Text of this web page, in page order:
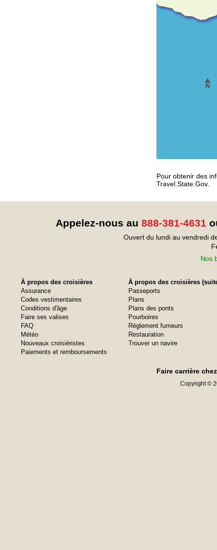
Pour obtenir des
Travel.State.Gov.
Appelez-nous au 888-381-4631
Ouvert du lundi au vendredi
Nos
À propos des croisières
Assurance
Codes vestimentaires
Conditions d'âge
Faire ses valises
FAQ
Météo
Nouveaux croisiéristes
Paiements et remboursements
À propos des croisières
Passeports
Plans
Plans des ponts
Pourboires
Règlement fumeurs
Restauration
Trouver un navire
Faire carrière
Copyright ©